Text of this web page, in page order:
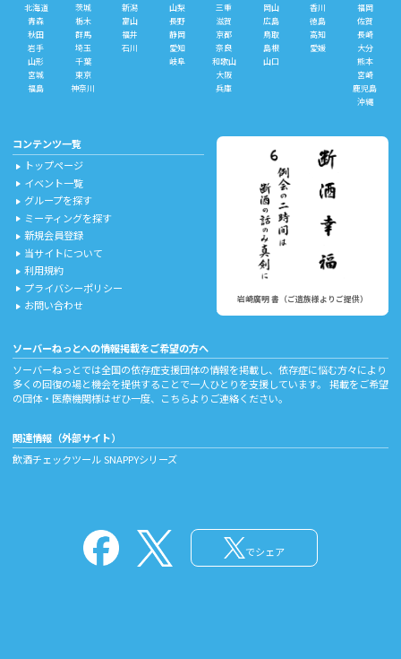
北海道
青森
秋田
岩手
山形
宮城
福島
茨城
栃木
群馬
埼玉
千葉
東京
神奈川
新潟
富山
福井
石川
山梨
長野
静岡
愛知
岐阜
三重
滋賀
京都
奈良
和歌山
大阪
兵庫
岡山
広島
鳥取
島根
山口
香川
徳島
高知
愛媛
福岡
佐賀
長崎
大分
熊本
宮崎
鹿児島
沖縄
コンテンツ一覧
play_arrow トップページ
play_arrow イベント一覧
play_arrow グループを探す
play_arrow ミーティングを探す
play_arrow 新規会員登録
play_arrow 当サイトについて
play_arrow 利用規約
play_arrow プライバシーポリシー
play_arrow お問い合わせ 岩崎廣明 書（ご遺族様よりご提供）
ソーバーねっとへの情報掲載をご希望の方へ
ソーバーねっとでは全国の依存症支援団体の情報を掲載し、依存症に悩む方々により
多くの回復の場と機会を提供することで一人ひとりを支援しています。 掲載をご希望
の団体・医療機関様はぜひ一度、
こちらよりご連絡ください。
関連情報（外部サイト）
飲酒チェックツールSNAPPYシリーズ
でシェア